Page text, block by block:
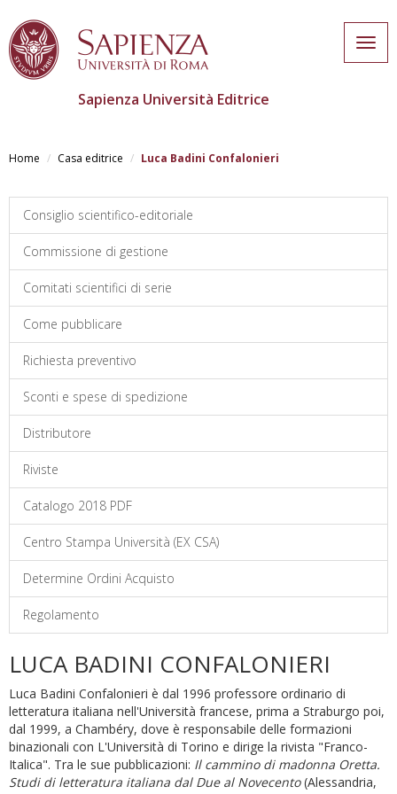
contenuto
Sapienza Università Editrice
Home Casa editrice Luca Badini Confalonieri
Consiglio scientifico-editoriale
Commissione di gestione
Comitati scientifici di serie
Come pubblicare
Richiesta preventivo
Sconti e spese di spedizione
Distributore
Riviste
Catalogo 2018 PDF
Centro Stampa Università (EX CSA)
Determine Ordini Acquisto
Regolamento
LUCA BADINI CONFALONIERI
Luca Badini Confalonieri è dal 1996 professore ordinario di
letteratura italiana nell'Università francese, prima a Straburgo poi,
dal 1999, a Chambéry, dove è responsabile delle formazioni
binazionali con L'Università di Torino e dirige la rivista "Franco-
Italica". Tra le sue pubblicazioni: Il cammino di madonna Oretta.
Studi di letteratura italiana dal Due al Novecento(Alessandria,